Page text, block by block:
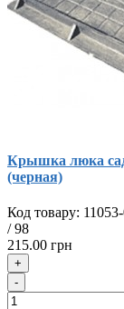
Крышка люка
(черная)
Код товару:
/98
215.00 грн
+
-